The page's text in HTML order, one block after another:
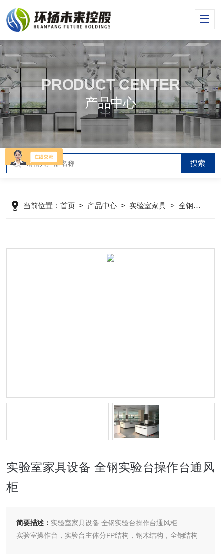
PRODUCT CENTER
产品中心
当前位置：首页 > 产品中心 > 实验室家具 >全钢实验台
实验室家具设备 全钢实验台操作台通风
柜
简要描述： 实验室家具设备 全钢实验台操作台通风柜
实验室操作台，实验台主体分PP结构，钢木结构，全钢结构